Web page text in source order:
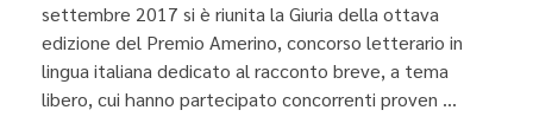
settembre 2017 si è riunita la Giuria della ottava
edizione del Premio Amerino, concorso letterario in
lingua italiana dedicato al racconto breve, a tema
libero, cui hanno partecipato concorrenti proven ...